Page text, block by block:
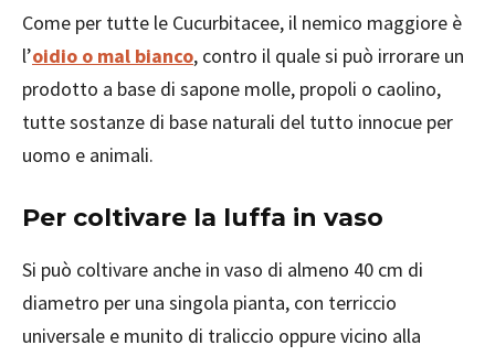
Come per tutte le Cucurbitacee, il nemico maggiore è
l’oidio o mal bianco, contro il quale si può irrorare un
prodotto a base di sapone molle, propoli o caolino,
tutte sostanze di base naturali del tutto innocue per
uomo e animali.
Per coltivare la luffa in vaso
Si può coltivare anche in vaso di almeno 40 cm di
diametro per una singola pianta, con terriccio
universale e munito di traliccio oppure vicino alla